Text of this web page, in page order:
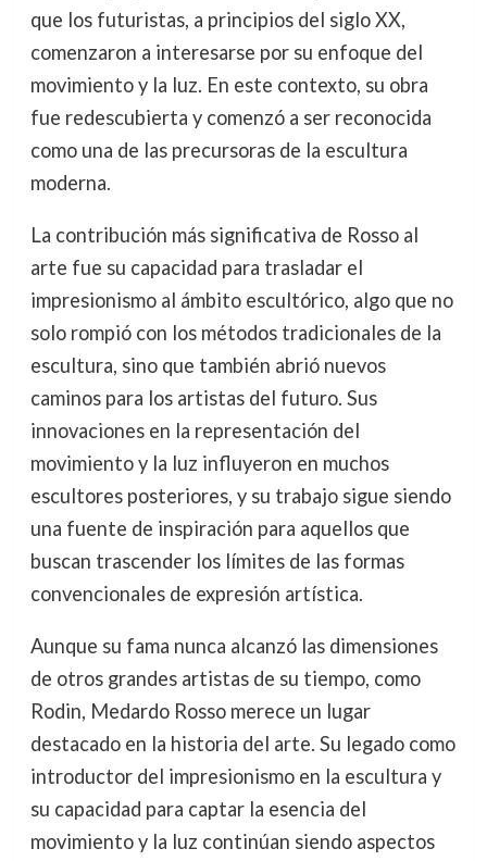
que los futuristas, a principios del siglo XX,
comenzaron a interesarse por su enfoque del
movimiento y la luz. En este contexto, su obra
fue redescubierta y comenzó a ser reconocida
como una de las precursoras de la escultura
moderna.
La contribución más significativa de Rosso al
arte fue su capacidad para trasladar el
impresionismo al ámbito escultórico, algo que no
solo rompió con los métodos tradicionales de la
escultura, sino que también abrió nuevos
caminos para los artistas del futuro. Sus
innovaciones en la representación del
movimiento y la luz influyeron en muchos
escultores posteriores, y su trabajo sigue siendo
una fuente de inspiración para aquellos que
buscan trascender los límites de las formas
convencionales de expresión artística.
Aunque su fama nunca alcanzó las dimensiones
de otros grandes artistas de su tiempo, como
Rodin, Medardo Rosso merece un lugar
destacado en la historia del arte. Su legado como
introductor del impresionismo en la escultura y
su capacidad para captar la esencia del
movimiento y la luz continúan siendo aspectos